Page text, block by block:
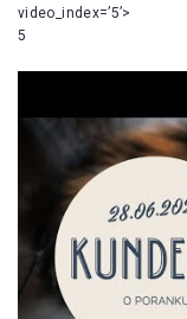
video_index=’5’>
5